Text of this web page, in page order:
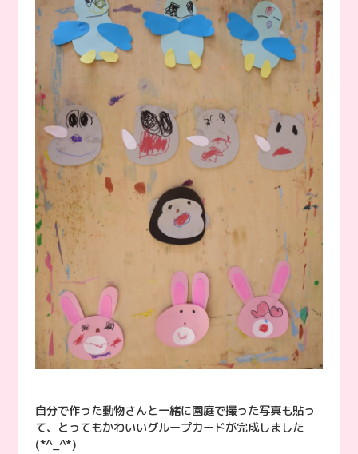
自分で作った動物さんと一緒に園庭で撮った写真も貼っ
て、とってもかわいいグループカードが完成しました
(*^_^*)